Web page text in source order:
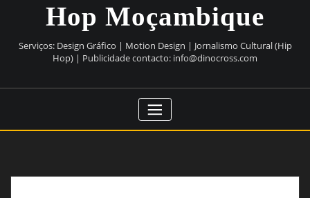
Hop Moçambique
Serviços: Design Gráfico | Motion Design | Jornalismo Cultural (Hip
Hop) | Publicidade contacto: info@dinocross.com